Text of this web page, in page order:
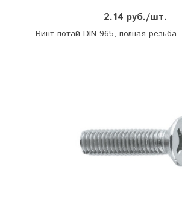
2.14 руб./шт.
Винт потай DIN 965, полная